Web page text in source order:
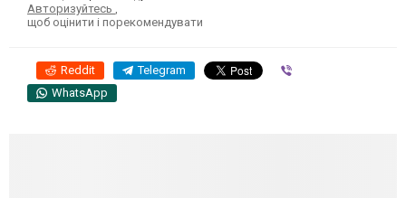
Авторизуйтесь
щоб оцінити і порекомендувати
Reddit Telegram
WhatsApp